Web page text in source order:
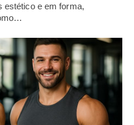
estético e em forma,